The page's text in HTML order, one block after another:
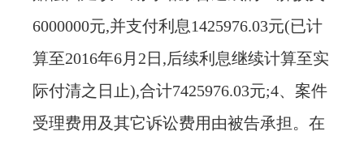
6000000元,并支付利息1425976.03元(已计
算至2016年6月2日,后续利息继续计算至实
际付清之日止),合计7425976.03元;4、案件
受理费用及其它诉讼费用由被告承担。在